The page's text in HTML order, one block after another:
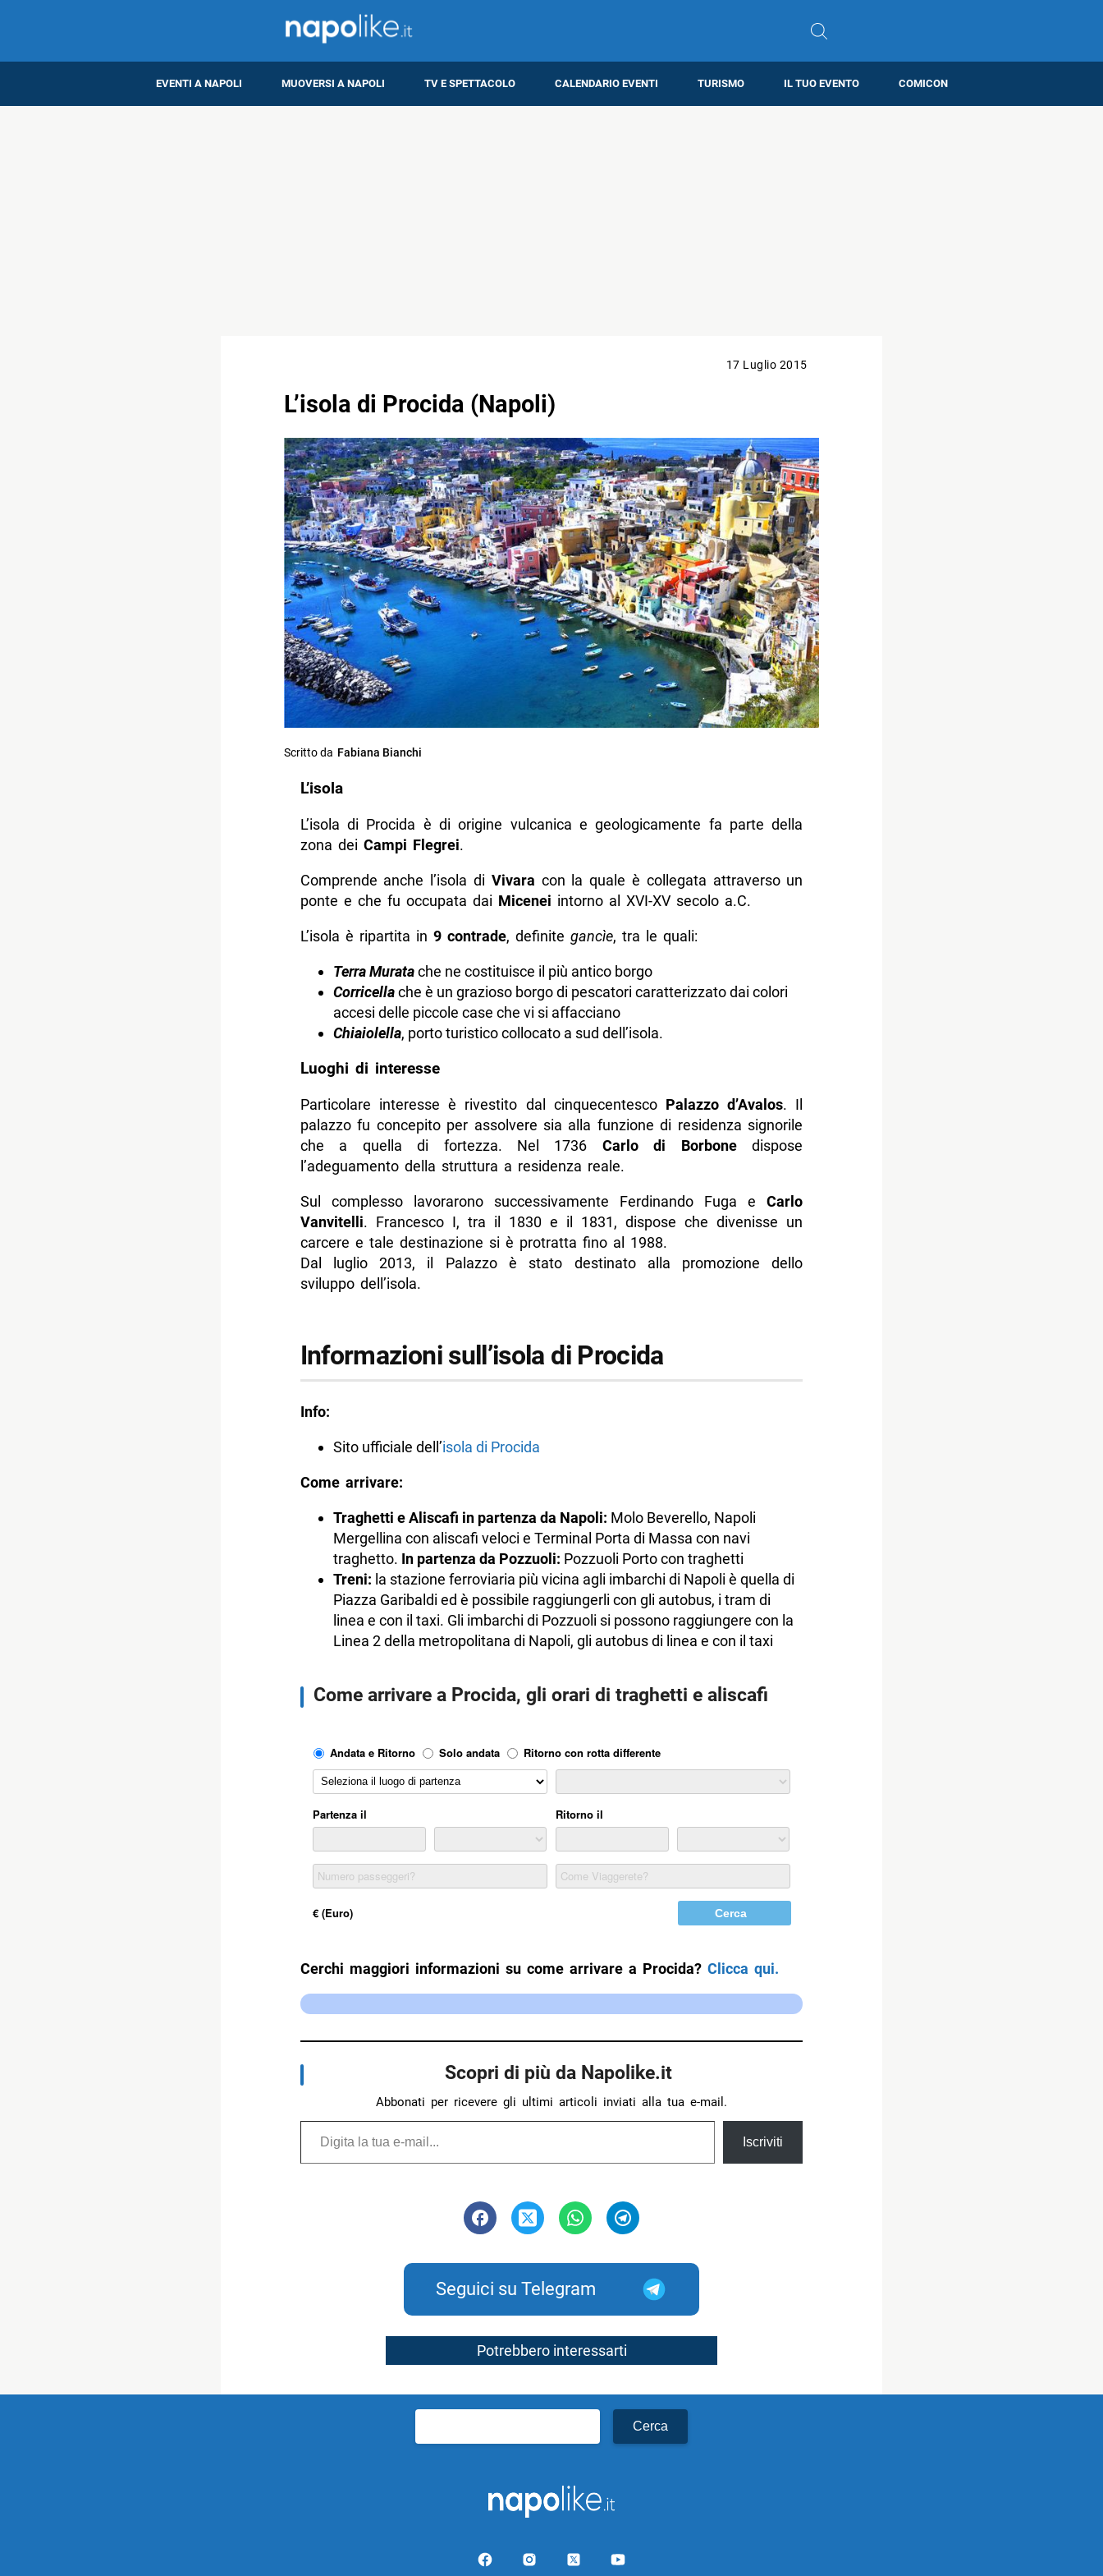
EVENTI A NAPOLI MUOVERSI A NAPOLI TV E SPETTACOLO CALENDARIO EVENTI TURISMO IL TUO EVENTO COMICON
17 Luglio 2015
L’isola di Procida (Napoli)
Scritto da Fabiana Bianchi
L’isola
L’isola di Procida è di origine vulcanica e geologicamente fa parte della
zona dei Campi Flegrei.
Comprende anche l’isola di Vivara con la quale è collegata attraverso un
ponte e che fu occupata dai Micenei intorno al XVI-XV secolo a.C.
L’isola è ripartita in 9 contrade, definite gancìe, tra le quali:
Terra Muratache ne costituisce il più antico borgo
Corricellache è un grazioso borgo di pescatori caratterizzato dai colori
accesi delle piccole case che vi si affacciano
Chiaiolella, porto turistico collocato a sud dell’isola.
Luoghi di interesse
Particolare interesse è rivestito dal cinquecentescoPalazzo d’Avalos. Il
palazzo fu concepito per assolvere sia alla funzione di residenza signorile
che a quella di fortezza. Nel 1736 Carlo di Borbonedispose
l’adeguamento della struttura a residenza reale.
Sul complesso lavorarono successivamente Ferdinando Fuga eCarlo
Vanvitelli. Francesco I, tra il 1830 e il 1831, dispose che divenisse un
carcere e tale destinazione si è protratta fino al 1988.
Dal luglio 2013, il Palazzo è stato destinato alla promozione dello
sviluppo dell’isola.
Informazioni sull’isola di Procida
Info:
Sito ufficiale dell’isola di Procida
Come arrivare:
Traghetti e Aliscafi in partenza da Napoli: Molo Beverello, Napoli
Mergellina con aliscafi veloci e Terminal Porta di Massa con navi
traghetto. In partenza da Pozzuoli: Pozzuoli Porto con traghetti
Treni: la stazione ferroviaria più vicina agli imbarchi di Napoli è quella di
Piazza Garibaldi ed è possibile raggiungerli con gli autobus, i tram di
linea e con il taxi. Gli imbarchi di Pozzuoli si possono raggiungere con la
Linea 2 della metropolitana di Napoli, gli autobus di linea e con il taxi
Come arrivare a Procida, gli orari di traghetti e aliscafi
Cerchi maggiori informazioni su come arrivare a Procida? Clicca qui.
Scopri di più da Napolike.it
Abbonati per ricevere gli ultimi articoli inviati alla tua e-mail.
Digita la tua e-mail...
Iscriviti
Seguici su Telegram
Potrebbero interessarti
per: